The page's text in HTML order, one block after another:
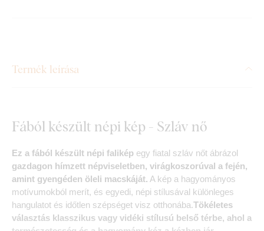
Termék leírása
Fából készült népi kép - Szláv nő
Ez a fából készült népi falikép egy fiatal szláv nőt ábrázol
gazdagon hímzett népviseletben, virágkoszorúval a fején,
amint gyengéden öleli macskáját. A kép a hagyományos
motívumokból merít, és egyedi, népi stílusával különleges
hangulatot és időtlen szépséget visz otthonába.Tökéletes
választás klasszikus vagy vidéki stílusú belső térbe, ahol a